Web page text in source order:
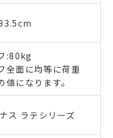
:80kg
全面に均等に荷重
値になります。
ス ラテシリーズ